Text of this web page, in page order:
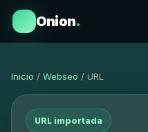
Onion.
Inicio / Webseo / URL
URL importada